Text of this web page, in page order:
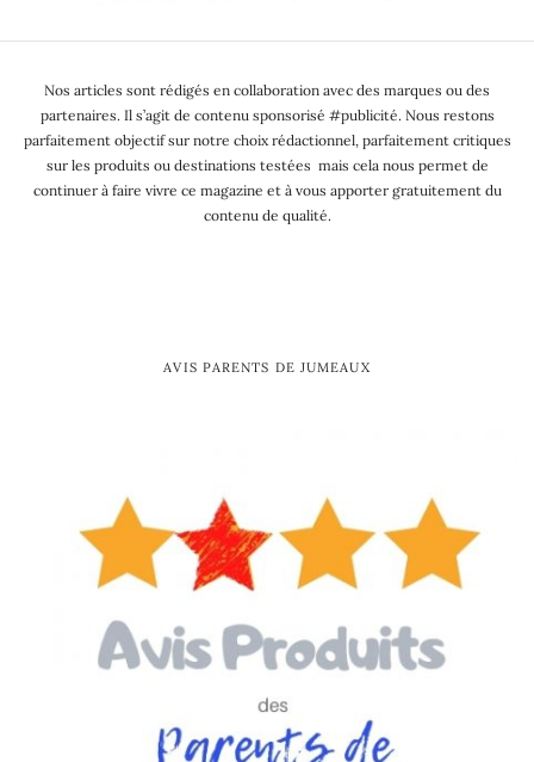
Nos articles sont rédigés en collaboration avec des marques ou des
partenaires. Il s’agit de contenu sponsorisé #publicité. Nous restons
parfaitement objectif sur notre choix rédactionnel, parfaitement critiques
sur les produits ou destinations testées mais cela nous permet de
continuer à faire vivre ce magazine et à vous apporter gratuitement du
contenu de qualité.
AVIS PARENTS DE JUMEAUX